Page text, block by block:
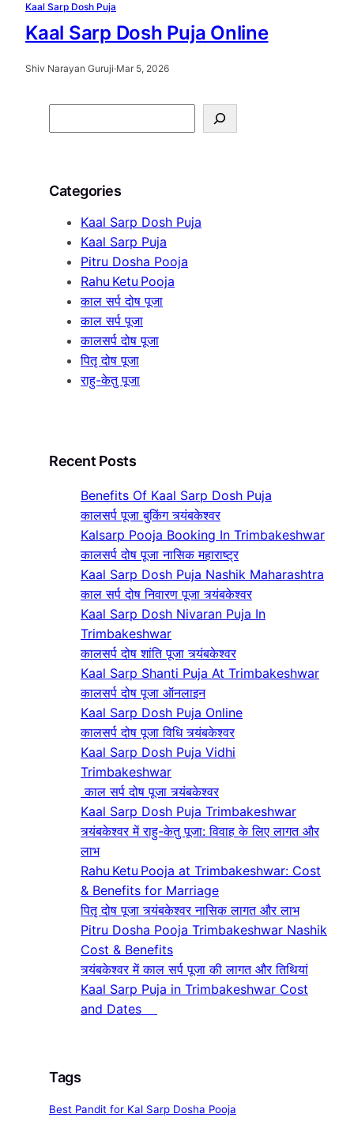
Kaal Sarp Dosh Puja
Kaal Sarp Dosh Puja Online
Shiv Narayan Guruji·Mar 5, 2026
e
c
Categories
Kaal Sarp Dosh Puja
Kaal Sarp Puja
Pitru Dosha Pooja
Rahu Ketu Pooja
काल सर्प दोष पूजा
काल सर्प पूजा
कालसर्प दोष पूजा
पितृ दोष पूजा
राहु-केतु पूजा
Recent Posts
Benefits Of Kaal Sarp Dosh Puja
कालसर्प पूजा बुकिंग त्र्यंबकेश्वर
Kalsarp Pooja Booking In Trimbakeshwar
कालसर्प दोष पूजा नासिक महाराष्ट्र
Kaal Sarp Dosh Puja Nashik Maharashtra
काल सर्प दोष निवारण पूजा त्र्यंबकेश्वर
Kaal Sarp Dosh Nivaran Puja In
Trimbakeshwar
कालसर्प दोष शांति पूजा त्र्यंबकेश्वर
Kaal Sarp Shanti Puja At Trimbakeshwar
कालसर्प दोष पूजा ऑनलाइन
Kaal Sarp Dosh Puja Online
कालसर्प दोष पूजा विधि त्र्यंबकेश्वर
Kaal Sarp Dosh Puja Vidhi
Trimbakeshwar
काल सर्प दोष पूजा त्र्यंबकेश्वर
Kaal Sarp Dosh Puja Trimbakeshwar
त्र्यंबकेश्वर में राहु-केतु पूजा: विवाह के लिए लागत और
लाभ
Rahu Ketu Pooja at Trimbakeshwar: Cost
& Benefits for Marriage
पितृ दोष पूजा त्र्यंबकेश्वर नासिक लागत और लाभ
Pitru Dosha Pooja Trimbakeshwar Nashik
Cost & Benefits
त्र्यंबकेश्वर में काल सर्प पूजा की लागत और तिथियां
Kaal Sarp Puja in Trimbakeshwar Cost
and Dates
Tags
Best Pandit for Kal Sarp Dosha Pooja